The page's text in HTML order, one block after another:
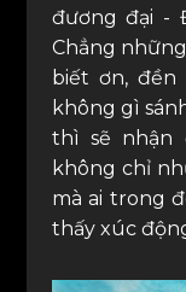
đương đại -
Chẳng
biết ơn,
không gì
thì sẽ nhận
không chỉ
mà ai trong
thấy xúc